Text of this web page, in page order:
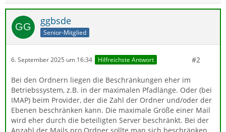
ggbsde
Senior-Mitglied
6. September 2025 um 16:34 Hilfreichste Antwort #2
Bei den Ordnern liegen die Beschränkungen eher im
Betriebssystem, z.B. in der maximalen Pfadlänge. Oder (bei
IMAP) beim Provider, der die Zahl der Ordner und/oder der
Ebenen beschränken kann. Die maximale Größe einer Mail
wird eher durch die beteiligten Server beschränkt. Bei der